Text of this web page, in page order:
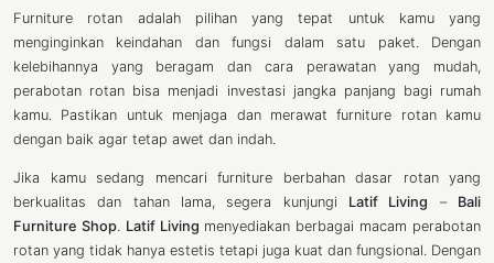
Furniture rotan adalah pilihan yang tepat untuk kamu yang
menginginkan keindahan dan fungsi dalam satu paket. Dengan
kelebihannya yang beragam dan cara perawatan yang mudah,
perabotan rotan bisa menjadi investasi jangka panjang bagi rumah
kamu. Pastikan untuk menjaga dan merawat furniture rotan kamu
dengan baik agar tetap awet dan indah.
Jika kamu sedang mencari furniture berbahan dasar rotan yang
berkualitas dan tahan lama, segera kunjungi Latif Living – Bali
Furniture Shop. Latif Living menyediakan berbagai macam perabotan
rotan yang tidak hanya estetis tetapi juga kuat dan fungsional. Dengan